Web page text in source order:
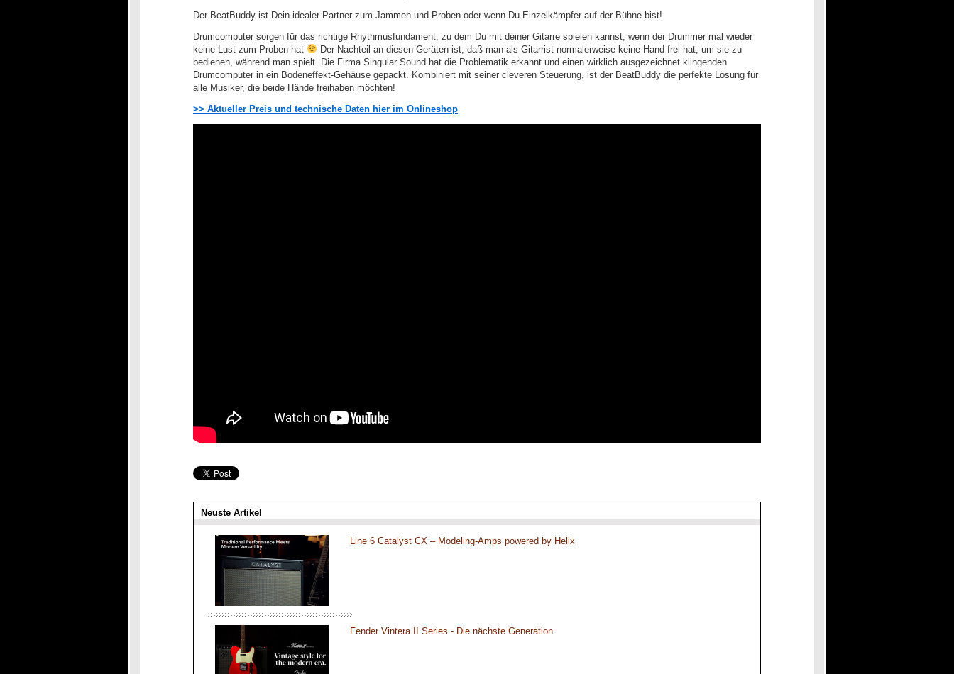
Der BeatBuddy ist Dein idealer Partner zum Jammen und Proben oder wenn Du Einzelkämpfer auf der Bühne bist!
Drumcomputer sorgen für das richtige Rhythmusfundament, zu dem Du mit deiner Gitarre spielen kannst, wenn der Drummer mal wieder
keine Lust zum Proben hat
Der Nachteil an diesen Geräten ist, daß man als Gitarrist normalerweise keine Hand frei hat, um sie zu
bedienen, während man spielt. Die Firma Singular Sound hat die Problematik erkannt und einen wirklich ausgezeichnet klingenden
Drumcomputer in ein Bodeneffekt-Gehäuse gepackt. Kombiniert mit seiner cleveren Steuerung, ist der BeatBuddy die perfekte Lösung für
alle Musiker, die beide Hände freihaben möchten!
>> Aktueller Preis und technische Daten hier im Onlineshop
Neuste Artikel
Line 6 Catalyst CX – Modeling-Amps powered by Helix
Fender Vintera II Series - Die nächste Generation